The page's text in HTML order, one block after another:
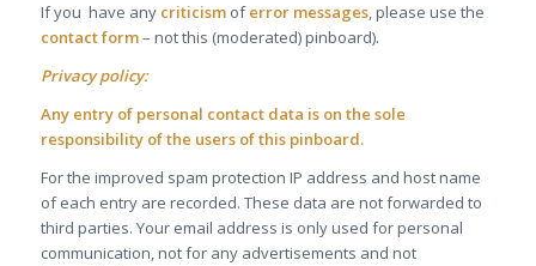
If you have any criticismoferror messages, please use the
contact form– not this (moderated) pinboard).
Privacy policy:
Any entry of personal contact data is on the sole
responsibility of the users of this pinboard.
For the improved spam protection IP address and host name
of each entry are recorded. These data are not forwarded to
third parties. Your email address is only used for personal
communication, not for any advertisements and not